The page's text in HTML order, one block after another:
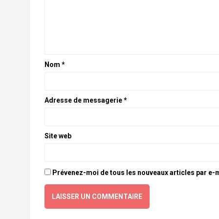
Nom *
Adresse de messagerie*
Site web
Prévenez-moi de tous les nouveaux articles par e-